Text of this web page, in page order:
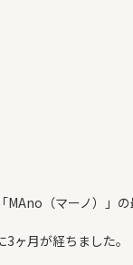
（マーノ）」
ヶ月が経ちました。